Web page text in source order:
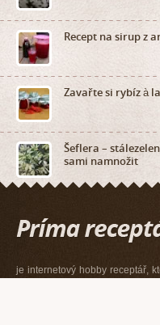
Recept na sirup z
Zavařte si rybíz à
Šeflera –
sami namnožit
je internetový hobby receptář,